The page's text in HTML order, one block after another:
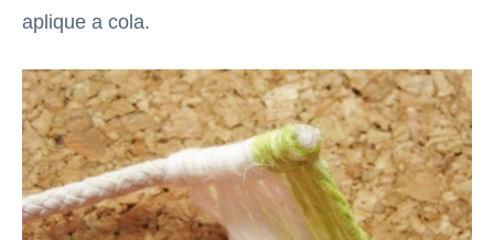
aplique a cola.